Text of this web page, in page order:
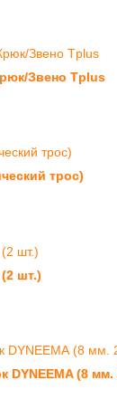
Звено Tplus
трос)
шт.)
DYNEEMA (8 мм.